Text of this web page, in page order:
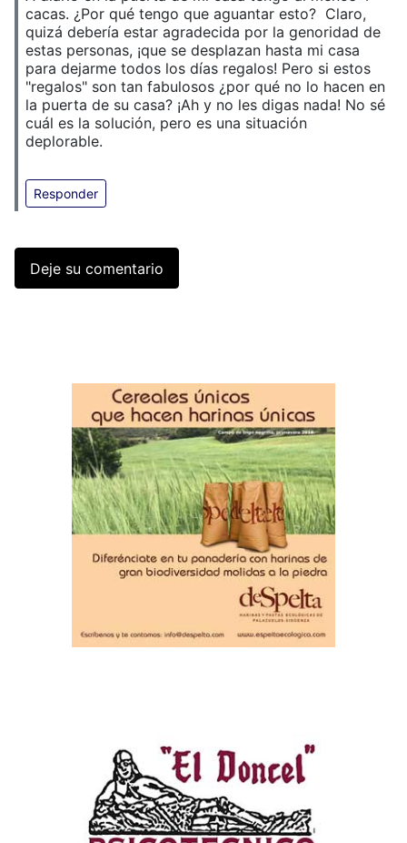
cacas. ¿Por qué tengo que aguantar esto? Claro,
quizá debería estar agradecida por la genoridad de
estas personas, ¡que se desplazan hasta mi casa
para dejarme todos los días regalos! Pero si estos
"regalos" son tan fabulosos ¿por qué no lo hacen en
la puerta de su casa? ¡Ah y no les digas nada! No sé
cuál es la solución, pero es una situación
deplorable.
Responder
Deje su comentario